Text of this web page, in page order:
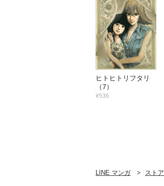
ヒトヒトリフタリ
（7）
¥536
LINE マンガ ストア